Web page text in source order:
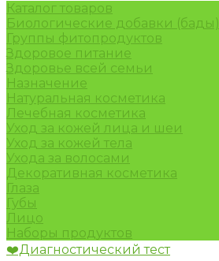
Каталог товаров
Биологические добавки (бады)
Группы фитопродуктов
Здоровое питание
Здоровье всей семьи
Назначение
Натуральная косметика
Лечебная косметика
Уход за кожей лица и шеи
Уход за кожей тела
Ухода за волосами
Декоративная косметика
Глаза
Губы
Лицо
Наборы продуктов
❤️Диагностический тест